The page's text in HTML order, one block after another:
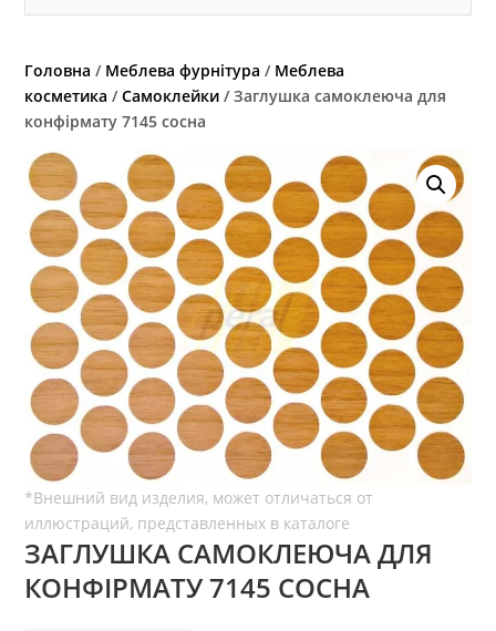
Головна / Меблева фурнітура / Меблева
косметика /Самоклейки / Заглушка самоклеюча для
конфірмату 7145 сосна
ЗАГЛУШКА САМОКЛЕЮЧА ДЛЯ
КОНФІРМАТУ 7145 СОСНА